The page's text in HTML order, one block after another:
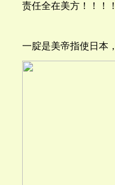
责任全在美方！！！！
一腚是美帝指使日本